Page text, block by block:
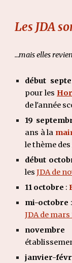
Les JDA
...mais elles
début
pour les
de l'année
19
ans à la
le thème
début
lesJDA de
11 octobre :
mi-octobre
JDA de
novembre
janvier-